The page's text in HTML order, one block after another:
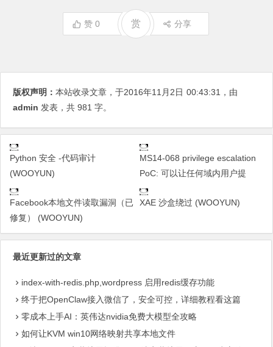
赞 0 赏 分享
版权声明： 本站收录文章，于2016年11月2日 00:43:31 ，由
admin 发表，共 981 字。
Python 安全 -代码审计
(WOOYUN)
MS14-068 privilege escalation
PoC: 可以让任何域内用户提
Facebook本地文件读取漏洞（已
修复） (WOOYUN)
XAE 沙盒绕过 (WOOYUN)
最近更新过的文章
index-with-redis.php,wordpress 启用redis缓存功能
终于把OpenClaw接入微信了，安全可控，详细教程看这篇
零成本上手AI：英伟达nvidia免费大模型全攻略
如何让KVM win10网络映射共享本地文件